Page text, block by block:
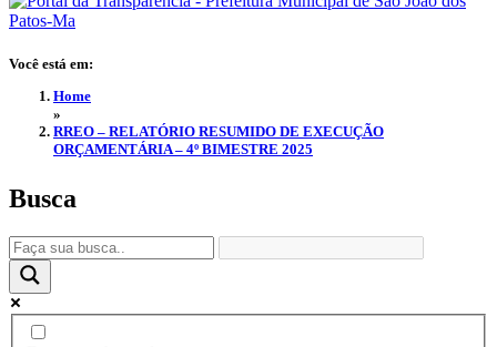
Você está em:
Home
»
RREO – RELATÓRIO RESUMIDO DE EXECUÇÃO
ORÇAMENTÁRIA – 4º BIMESTRE 2025
Busca